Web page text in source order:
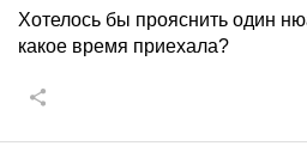
Хотелось бы прояснить один
какое время приехала?